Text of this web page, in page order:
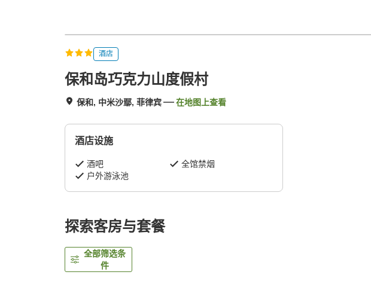
酒店
保和岛巧克力山度假村
保和, 中米沙鄢, 菲律宾 在地图上查看
酒店设施
酒吧
全馆禁烟
户外游泳池
探索客房与套餐
全部筛选条
件